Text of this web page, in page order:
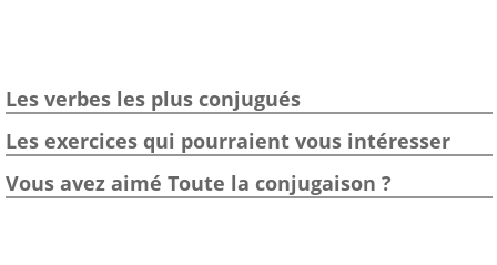
Les verbes les plus conjugués
Les exercices qui pourraient vous intéresser
Vous avez aimé Toute la conjugaison ?